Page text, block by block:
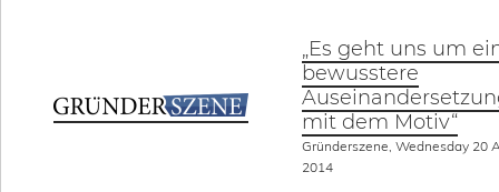
„Es geht uns um
bewusstere
mit dem Motiv“
Gründerszene, Wednesday 20
2014